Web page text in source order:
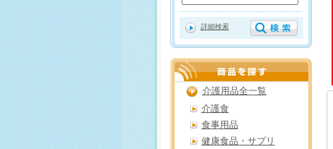
詳細検索
介護用品全一覧
介護食
食事用品
健康食品・サプリ